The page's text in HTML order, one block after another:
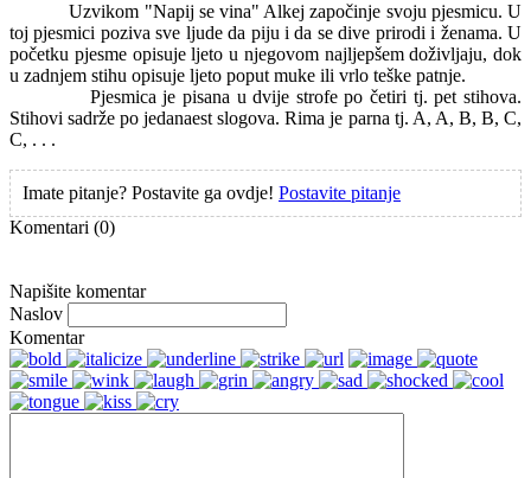
Uzvikom "Napij se vina" Alkej započinje svoju pjesmicu. U
toj pjesmici poziva sve ljude da piju i da se dive prirodi i ženama. U
početku pjesme opisuje ljeto u njegovom najljepšem doživljaju, dok
u zadnjem stihu opisuje ljeto poput muke ili vrlo teške patnje.
Pjesmica je pisana u dvije strofe po četiri tj. pet stihova.
Stihovi sadrže po jedanaest slogova. Rima je parna tj. A, A, B, B, C,
C, . . .
Imate pitanje? Postavite ga ovdje! Postavite pitanje
Komentari (0)
Napišite komentar
Naslov
Komentar